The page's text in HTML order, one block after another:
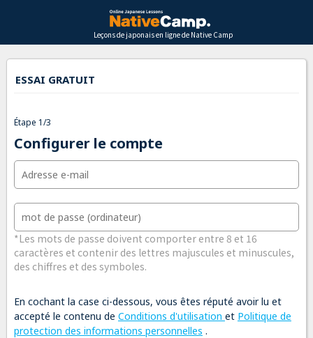
Leçons de japonais en ligne de Native Camp
ESSAI GRATUIT
Étape 1/3
Configurer le compte
*Les mots de passe doivent comporter entre 8 et 16
caractères et contenir des lettres majuscules et minuscules,
des chiffres et des symboles.
En cochant la case ci-dessous, vous êtes réputé avoir lu et
accepté le contenu de Conditions d'utilisation et Politique de
protection des informations personnelles .